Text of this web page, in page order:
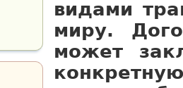
видами
миру.
может